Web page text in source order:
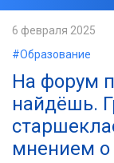
6 февраля 2025
#Образование
На форум
найдёшь.
мнением о